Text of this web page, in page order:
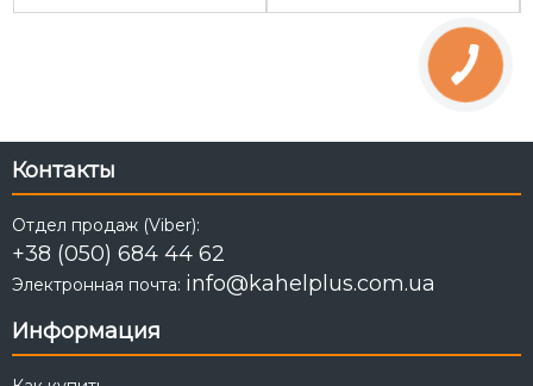
Контакты
Отдел продаж (Viber):
+38 (050) 684 44 62
Электронная почта: info@kahelplus.com.ua
Информация
КНОПКА
ЗВ'ЯЗКУ